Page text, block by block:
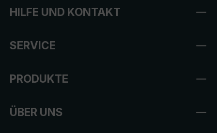
HILFE UND KONTAKT
SERVICE
PRODUKTE
ÜBER UNS